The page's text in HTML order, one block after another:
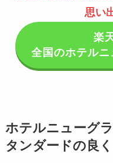
思い
楽
全国のホテル
ホテルニューグ
タンダードの良